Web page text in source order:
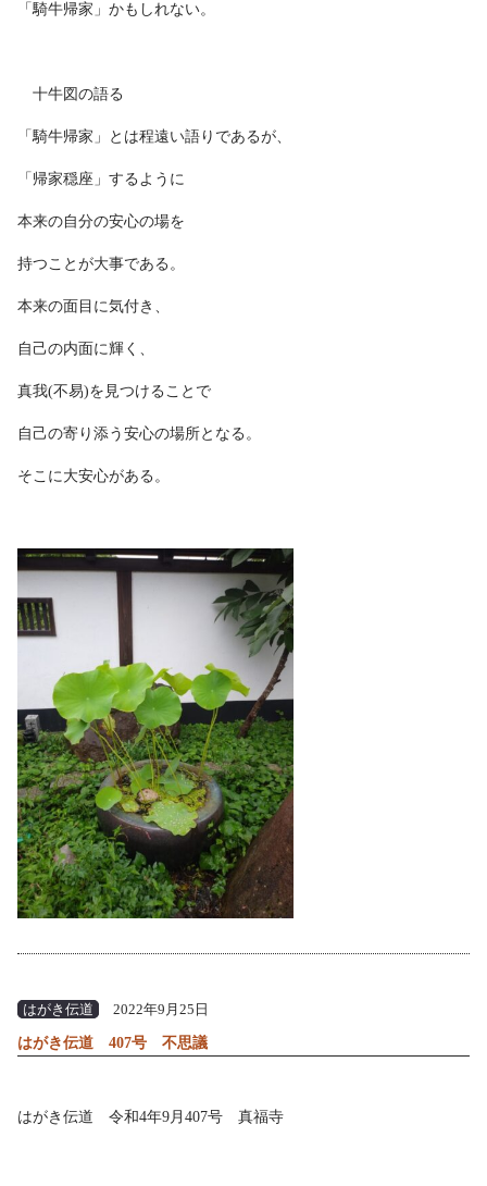
「騎牛帰家」かもしれない。
十牛図の語る
「騎牛帰家」とは程遠い語りであるが、
「帰家穏座」するように
本来の自分の安心の場を
持つことが大事である。
本来の面目に気付き、
自己の内面に輝く、
真我(不易)を見つけることで
自己の寄り添う安心の場所となる。
そこに大安心がある。
はがき伝道 2022年9月25日
はがき伝道 407号 不思議
はがき伝道 令和4年9月407号 真福寺